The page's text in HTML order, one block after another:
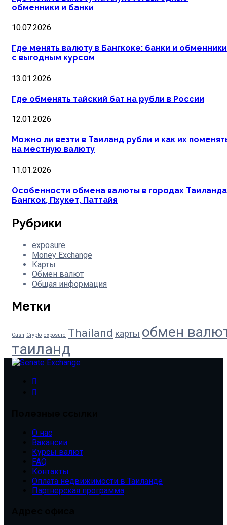
обменники и банки
10.07.2026
Где менять валюту в Бангкоке: банки и обменники
с выгодным курсом
13.01.2026
Где обменять тайский бат на рубли в России
12.01.2026
Можно ли везти в Таиланд рубли и как их
на местную валюту
11.01.2026
Особенности обмена валюты в городах
Бангкок, Пхукет, Паттайя
Рубрики
exposure
Money Exchange
Карты
Обмен валют
Общая информация
Метки
Cash Crypto exposure Thailand карты обмен
таиланд
О нас
Вакансии
Курсы валют
FAQ
Контакты
Оплата недвижимости в Таиланде
Партнерская программа